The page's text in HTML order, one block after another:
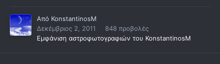
Από KonstantinosM
Δεκέμβριος 2, 2011
848 προβολές
Εμφάνιση αστροφωτογραφιών του KonstantinosM